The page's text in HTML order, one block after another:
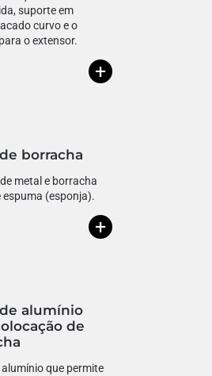
suporte em
curvo e o
o extensor.
+
borracha
metal e borracha
espuma (esponja).
+
alumínio
de
alumínio que permite